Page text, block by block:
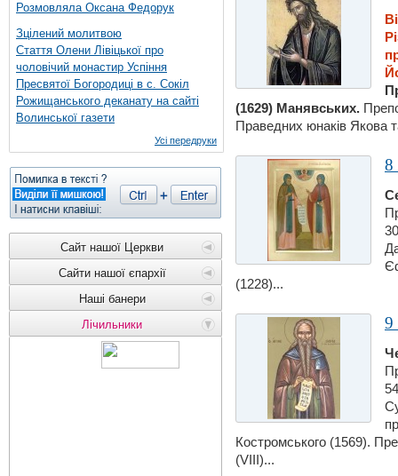
Розмовляла Оксана Федорук
Зцілений молитвою
Стаття Олени Лівіцької про
чоловічий монастир Успіння
Пресвятої Богородиці в с. Сокіл
Рожищанського деканату на сайті
Волинської газети
Усі передруки
Сайт нашої Церкви
Сайти нашої єпархії
Наші банери
Лічильники
(1629) Манявських.
Праведних юнаків Якова
8
(1228)...
9
Костромського (1569).
(VIII)...